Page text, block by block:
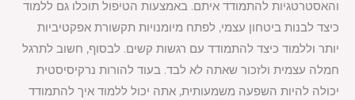
והאסטרטגיות להתמודד איתם. באמצעות הטיפול תוכלו גם ללמוד
כיצד לבנות ביטחון עצמי, לפתח מיומנויות תקשורת אפקטיביות
יותר וללמוד כיצד להתמודד עם רגשות קשים. לבסוף, חשוב לתרגל
חמלה עצמית ולזכור שאתה לא לבד. בעוד להורות נרקיסיסטית
יכולה להיות השפעה משמעותית, אתה יכול ללמוד איך להתמודד